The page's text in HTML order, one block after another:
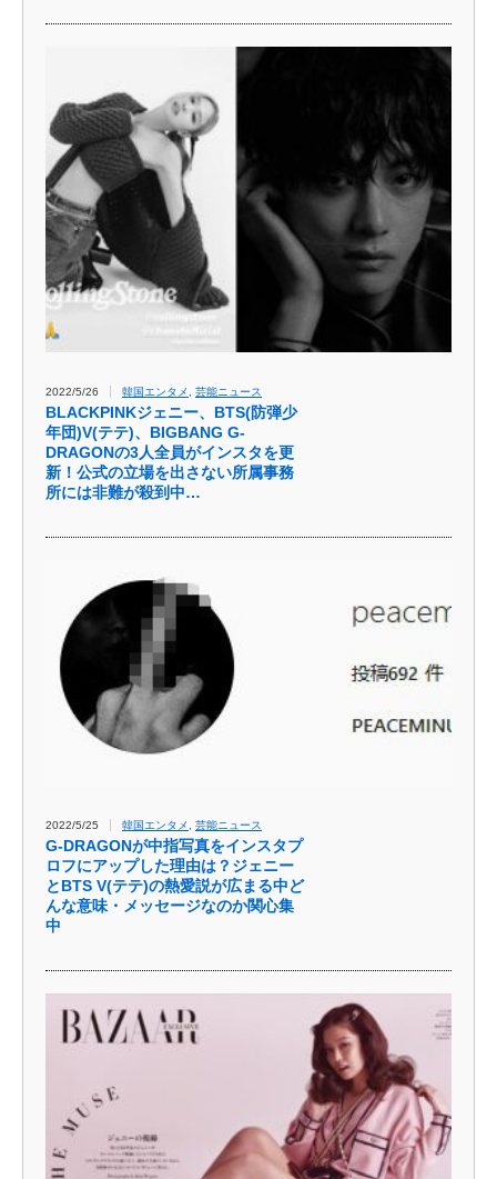
2022/5/26 韓国エンタメ 芸能ニュース
BLACKPINKジェニー、BTS(防弾少
年団)V(テテ)、BIGBANG G-
DRAGONの3人全員がインスタを更
新！公式の立場を出さない所属事務
所には非難が殺到中…
2022/5/25 韓国エンタメ , 芸能ニュース
G-DRAGONが中指写真をインスタプ
ロフにアップした理由は？ジェニー
とBTS V(テテ)の熱愛説が広まる中ど
んな意味・メッセージなのか関心集
中